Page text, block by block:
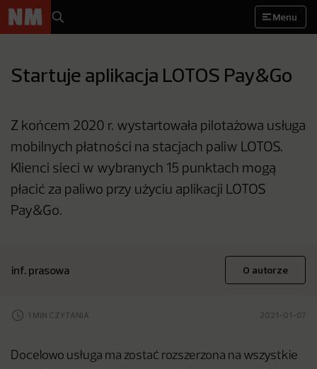
Menu
Startuje aplikacja LOTOS Pay&Go
Z końcem 2020 r. wystartowała pilotażowa usługa
mobilnych płatności na stacjach paliw LOTOS.
Klienci sieci w wybranych 15 punktach mogą
płacić za paliwo przy użyciu aplikacji LOTOS
Pay&Go.
inf. prasowa O autorze
1 MIN CZYTANIA 2021-01-07
Docelowo usługa ma zostać rozszerzona na wszystkie